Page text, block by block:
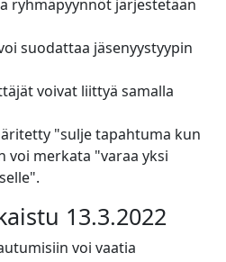
ryhmäpyynnöt järjestetään
suodattaa jäsenyystyypin
voivat liittyä samalla
"sulje tapahtuma kun
merkata "varaa yksi
13.3.2022
voi vaatia